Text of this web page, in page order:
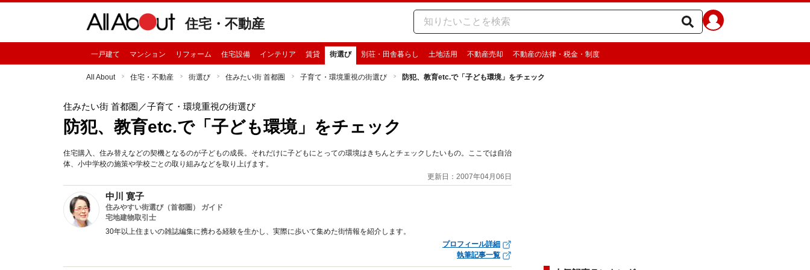
住宅・不動産
一戸建て マンション リフォーム 住宅設備 インテリア 賃貸 街選び 別荘・田舎暮らし 土地活用 不動産売却 不動産の法律・税金・制度
All About 住宅・不動産 街選び 住みたい街 首都圏 子育て・環境重視の街選び 防犯、教育etc.で「子ども環境」をチェック
住みたい街 首都圏 ／子育て・環境重視の街選び
防犯、教育etc.で「子ども環境」をチェック
住宅購入、住み替えなどの契機となるのが子どもの成長。それだけに子どもにとっての環境はきちんとチェックしたいもの。ここでは自治
体、小中学校の施策や学校ごとの取り組みなどを取り上げます。
更新日：2007年04月06日
中川 寛子
住みやすい街選び（首都圏） ガイド
宅地建物取引士
30年以上住まいの雑誌編集に携わる経験を生かし、実際に歩いて集めた街情報を紹介します。
プロフィール詳細
執筆記事一覧